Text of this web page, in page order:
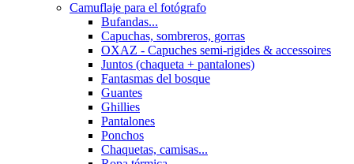
Camuflaje para el fotógrafo
Bufandas...
Capuchas, sombreros, gorras
OXAZ - Capuches semi-rigides & accessoires
Juntos (chaqueta + pantalones)
Fantasmas del bosque
Guantes
Ghillies
Pantalones
Ponchos
Chaquetas, camisas...